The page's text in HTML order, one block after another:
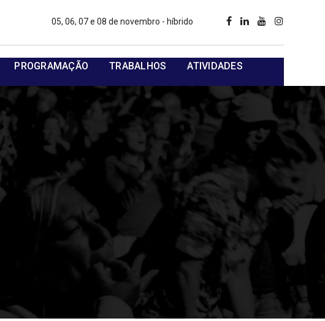
05, 06, 07 e 08 de novembro - híbrido
PROGRAMAÇÃO TRABALHOS ATIVIDADES